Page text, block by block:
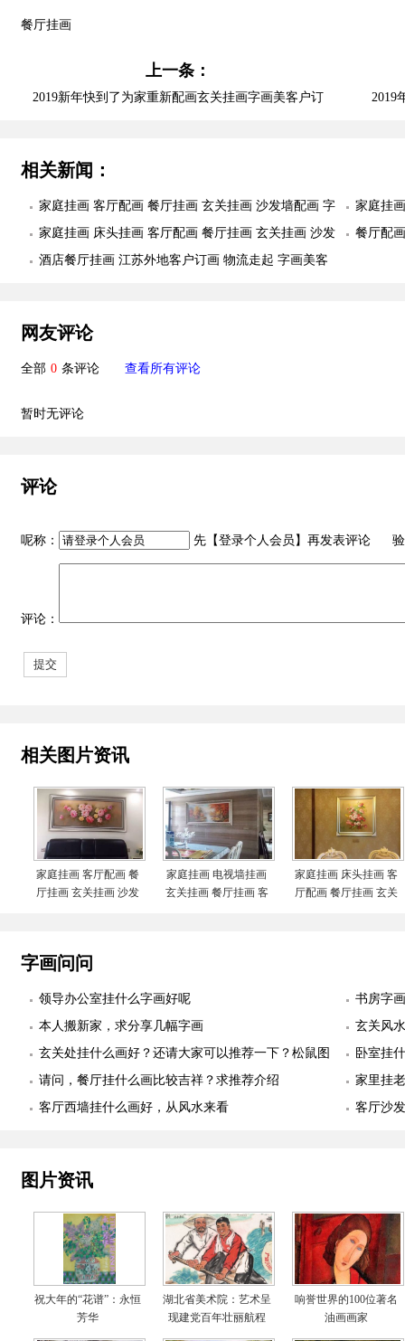
餐厅挂画
上一条：
2019新年快到了为家重新配画玄关挂画字画美客户订
2019
相关新闻：
家庭挂画 客厅配画 餐厅挂画 玄关挂画 沙发墙配画 字
画美客户订制作品安装实际
家庭挂
画美客
家庭挂画 床头挂画 客厅配画 餐厅挂画 玄关挂画 沙发
墙配画 字画美客户订制作品安装实际图
餐厅配
酒店餐厅挂画 江苏外地客户订画 物流走起 字画美客
网友评论
全部 0 条评论 查看所有评论
暂时无评论
评论
呢称： 先【登录个人会员 】再发表评论 验
评论：
相关图片资讯
家庭挂画 客厅配画 餐
厅挂画 玄关挂画 沙发
家庭挂画 电视墙挂画
玄关挂画 餐厅挂画 客
家庭挂画 床头挂画 客
厅配画 餐厅挂画 玄关
字画问问
领导办公室挂什么字画好呢
书房字
本人搬新家，求分享几幅字画
玄关风
玄关处挂什么画好？还请大家可以推荐一下？松鼠图
适合么？
卧室挂
幅
请问，餐厅挂什么画比较吉祥？求推荐介绍
家里挂
客厅西墙挂什么画好，从风水来看
客厅沙
图片资讯
祝大年的“花谱”：永恒
芳华
湖北省美术院：艺术呈
现建党百年壮丽航程
响誉世界的100位著名
油画画家